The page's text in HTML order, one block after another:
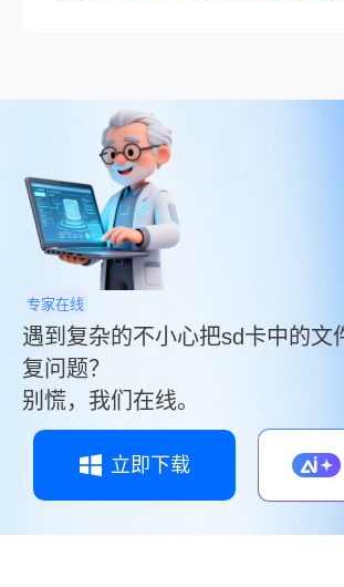
帮助您找回误删的SD卡照片。
专家在线
遇到复杂的不小心把sd卡中的文
复问题？
别慌，我们在线。
立即下载